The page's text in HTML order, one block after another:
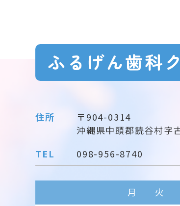
ふるげん歯科
住所
〒904-0314
沖縄県中頭郡読谷村字
TEL
098-956-8740
月 火